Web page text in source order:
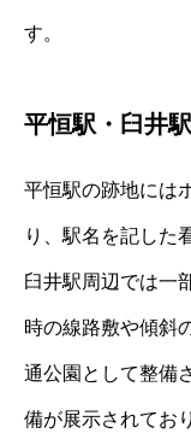
す。
平恒駅・臼井
平恒駅の跡地には
り、駅名を記した
臼井駅周辺では一
時の線路敷や傾斜
通公園として整備
備が展示されてお